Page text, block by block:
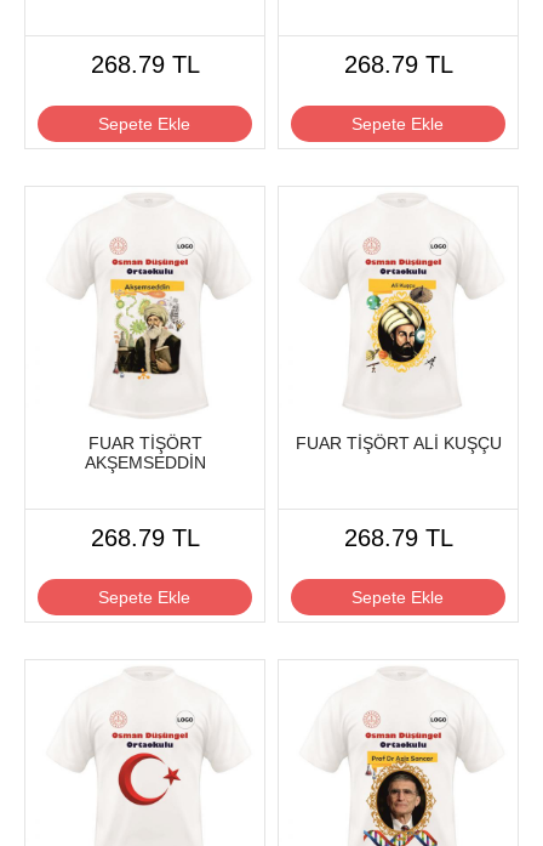
268.79 TL
Sepete Ekle
268.79 TL
Sepete Ekle
FUAR TİŞÖRT
AKŞEMSEDDİN
268.79 TL
Sepete Ekle
FUAR TİŞÖRT ALİ KUŞÇU
268.79 TL
Sepete Ekle